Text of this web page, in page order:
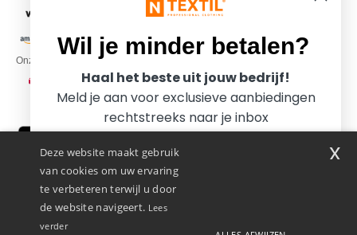
Onze transporteurs
Deze website maakt gebruik
van cookies om uw ervaring
te verbeteren terwijl u door
de website navigeert. Lees
verder
x
Wil je minder betalen?
Haal het beste uit jouw bedrijf!
Meld je aan voor exclusieve aanbiedingen
rechtstreeks naar je inbox